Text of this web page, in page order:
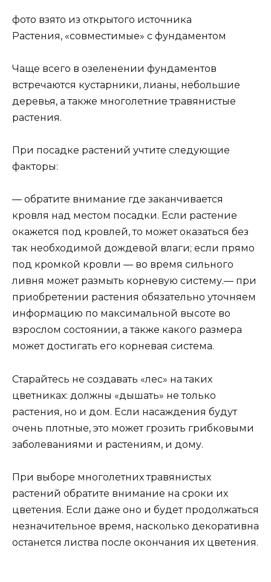
фото взято из открытого источника
Растения, «совместимые» с фундаментом
Чаще всего в озеленении фундаментов
встречаются кустарники, лианы, небольшие
деревья, а также многолетние травянистые
растения.
При посадке растений учтите следующие
факторы:
— обратите внимание где заканчивается
кровля над местом посадки. Если растение
окажется под кровлей, то может оказаться без
так необходимой дождевой влаги; если прямо
под кромкой кровли — во время сильного
ливня может размыть корневую систему.— при
приобретении растения обязательно уточняем
информацию по максимальной высоте во
взрослом состоянии, а также какого размера
может достигать его корневая система.
Старайтесь не создавать «лес» на таких
цветниках: должны «дышать» не только
растения, но и дом. Если насаждения будут
очень плотные, это может грозить грибковыми
заболеваниями и растениям, и дому.
При выборе многолетних травянистых
растений обратите внимание на сроки их
цветения. Если даже оно и будет продолжаться
незначительное время, насколько декоративна
останется листва после окончания их цветения.